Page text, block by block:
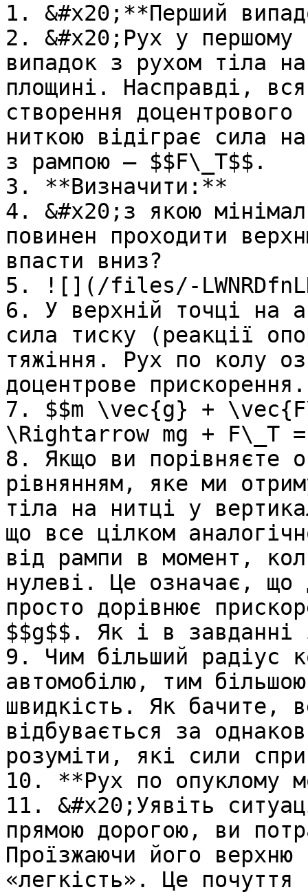
1. &#x20;**Перший
2. &#x20;Рух у першому
випадок з рухом тiла
площинi. Насправдi,
створення
ниткою вiдiграє сила
з рампою – $$F\_T$$.
3. **Визначити:**
4. &#x20;з якою
повинен проходити
впасти вниз?
5. ![](/files/-
6. У верхнiй точцi на
сила тиску (реакцiї
тяжiння. Рух по колу
доцентрове прискорення.
7. $$m \vec{g} +
\Rightarrow mg + F\_T
8. Якщо ви порiвняєте
рiвнянням, яке ми
тiла на нитцi у
що все цілком
вiд рампи в момент,
нулеві. Це означає, що
просто дорiвнює
$$g$$. Як i в завданнi
9. Чим бiльший радiус
автомобiлю, тим
швидкiсть. Як бачите,
вiдбувається за
розумiти, якi сили
10. **Рух по опуклому
11. &#x20;Уявiть
прямою дорогою, ви
Проїзжаючи його
«легкiсть». Це